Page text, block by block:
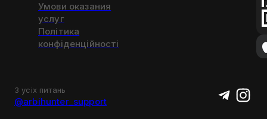
Умови оказания
услуг
Політика
конфіденційності
З усіх питань
@arbihunter_support